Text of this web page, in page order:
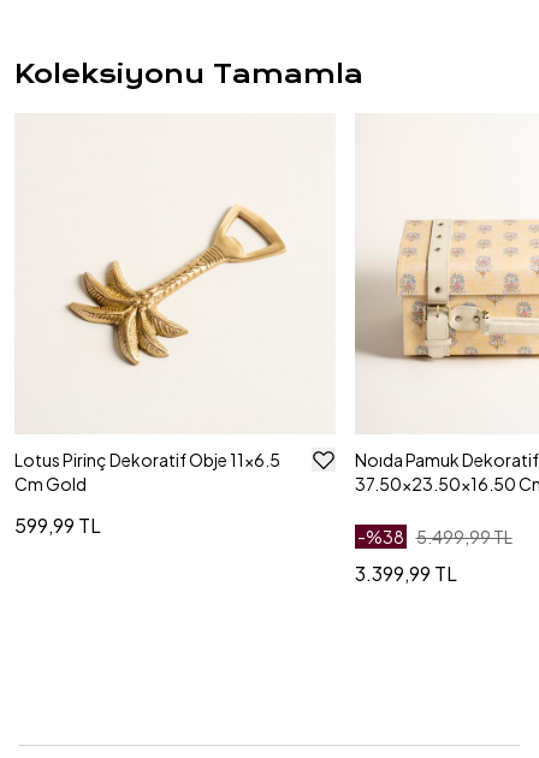
Koleksiyonu Tamamla
Lotus Pirinç Dekoratif Obje 11x6.5
Cm Gold
599,99 TL
Noıda Pamuk
37.50x23.50x16.50 Cm
-%38 5.499,99 TL
3.399,99 TL